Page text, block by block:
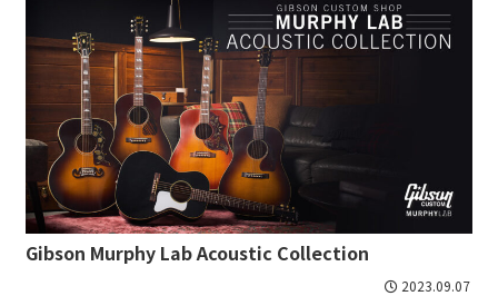
Gibson Murphy Lab Acoustic Collection
2023.09.07